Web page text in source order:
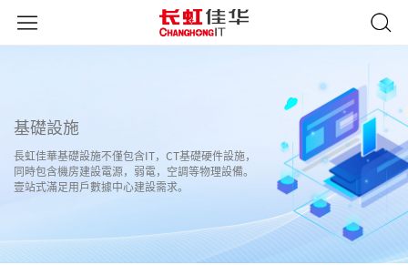
基礎設施
長虹佳華基礎設施不僅包含IT，CT基礎硬件設施，
同時包含機房建設電源，弱電，空調等物理設備。
壹站式滿足用戶數據中心建設需求。